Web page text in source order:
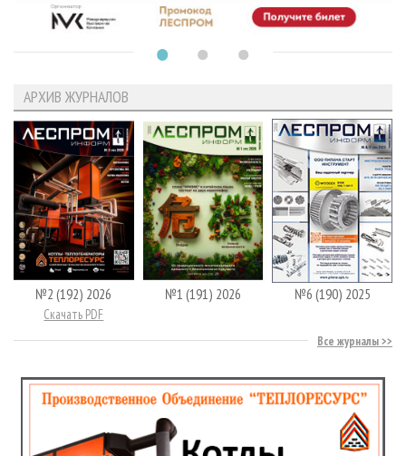
АРХИВ ЖУРНАЛОВ
№2 (192) 2026
Скачать PDF
№1 (191) 2026 №6 (190) 2025
Все журналы